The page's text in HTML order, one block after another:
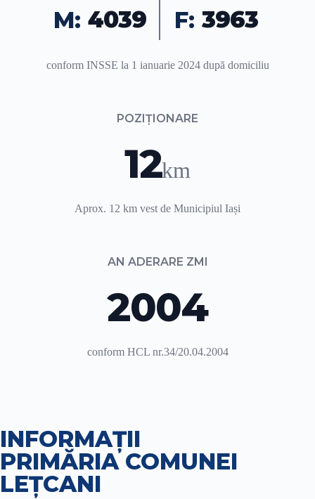
M: 4039 F: 3963
conform INSSE la 1 ianuarie 2024 după domiciliu
POZIȚIONARE
12km
Aprox. 12 km vest de Municipiul Iași
AN ADERARE ZMI
2004
conform HCL nr.34/20.04.2004
INFORMAȚII
PRIMĂRIA COMUNEI
LEȚCANI